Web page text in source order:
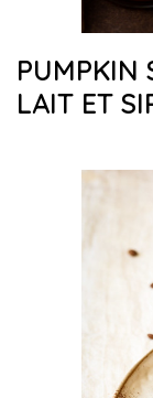
PUMPKIN
LAIT ET